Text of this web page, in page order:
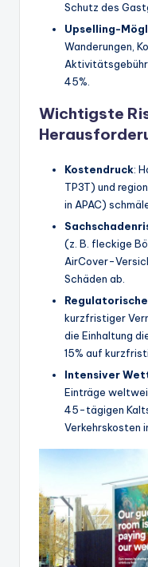
Schutz des
Upselling-
Wanderungen,
Aktivitätsgebühr
45%.
Wichtigste
Kostendruck:
TP3T) und
in APAC)
(z. B. fleckige
AirCover-
Schäden ab.
kurzfristiger
die Einhaltung
15% auf
Intensiver
Einträge
45-tägigen
Verkehrskosten